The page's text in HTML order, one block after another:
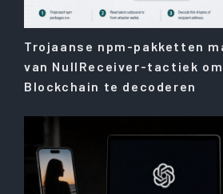
Trojaanse npm-pakketten
van NullReceiver-tactiek om
Blockchain te decoderen